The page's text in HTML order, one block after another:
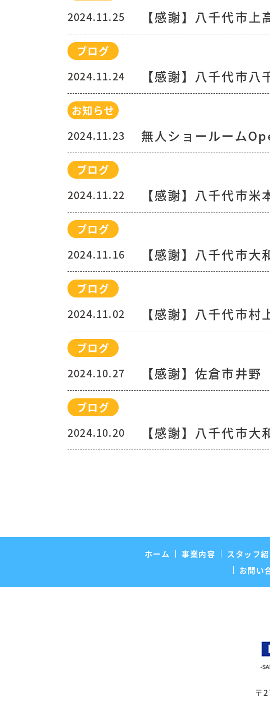
2024.11.25
【感謝】八千代市
ブログ
2024.11.24
【感謝】八千代市
お知らせ
2024.11.23
無人ショールーム
ブログ
2024.11.22
【感謝】八千代市
ブログ
2024.11.16
【感謝】八千代市
ブログ
2024.11.02
【感謝】八千代市
ブログ
2024.10.27
【感謝】佐倉市井
ブログ
2024.10.20
【感謝】八千代市
ホーム 事業内容 スタッフ
お問い
〒